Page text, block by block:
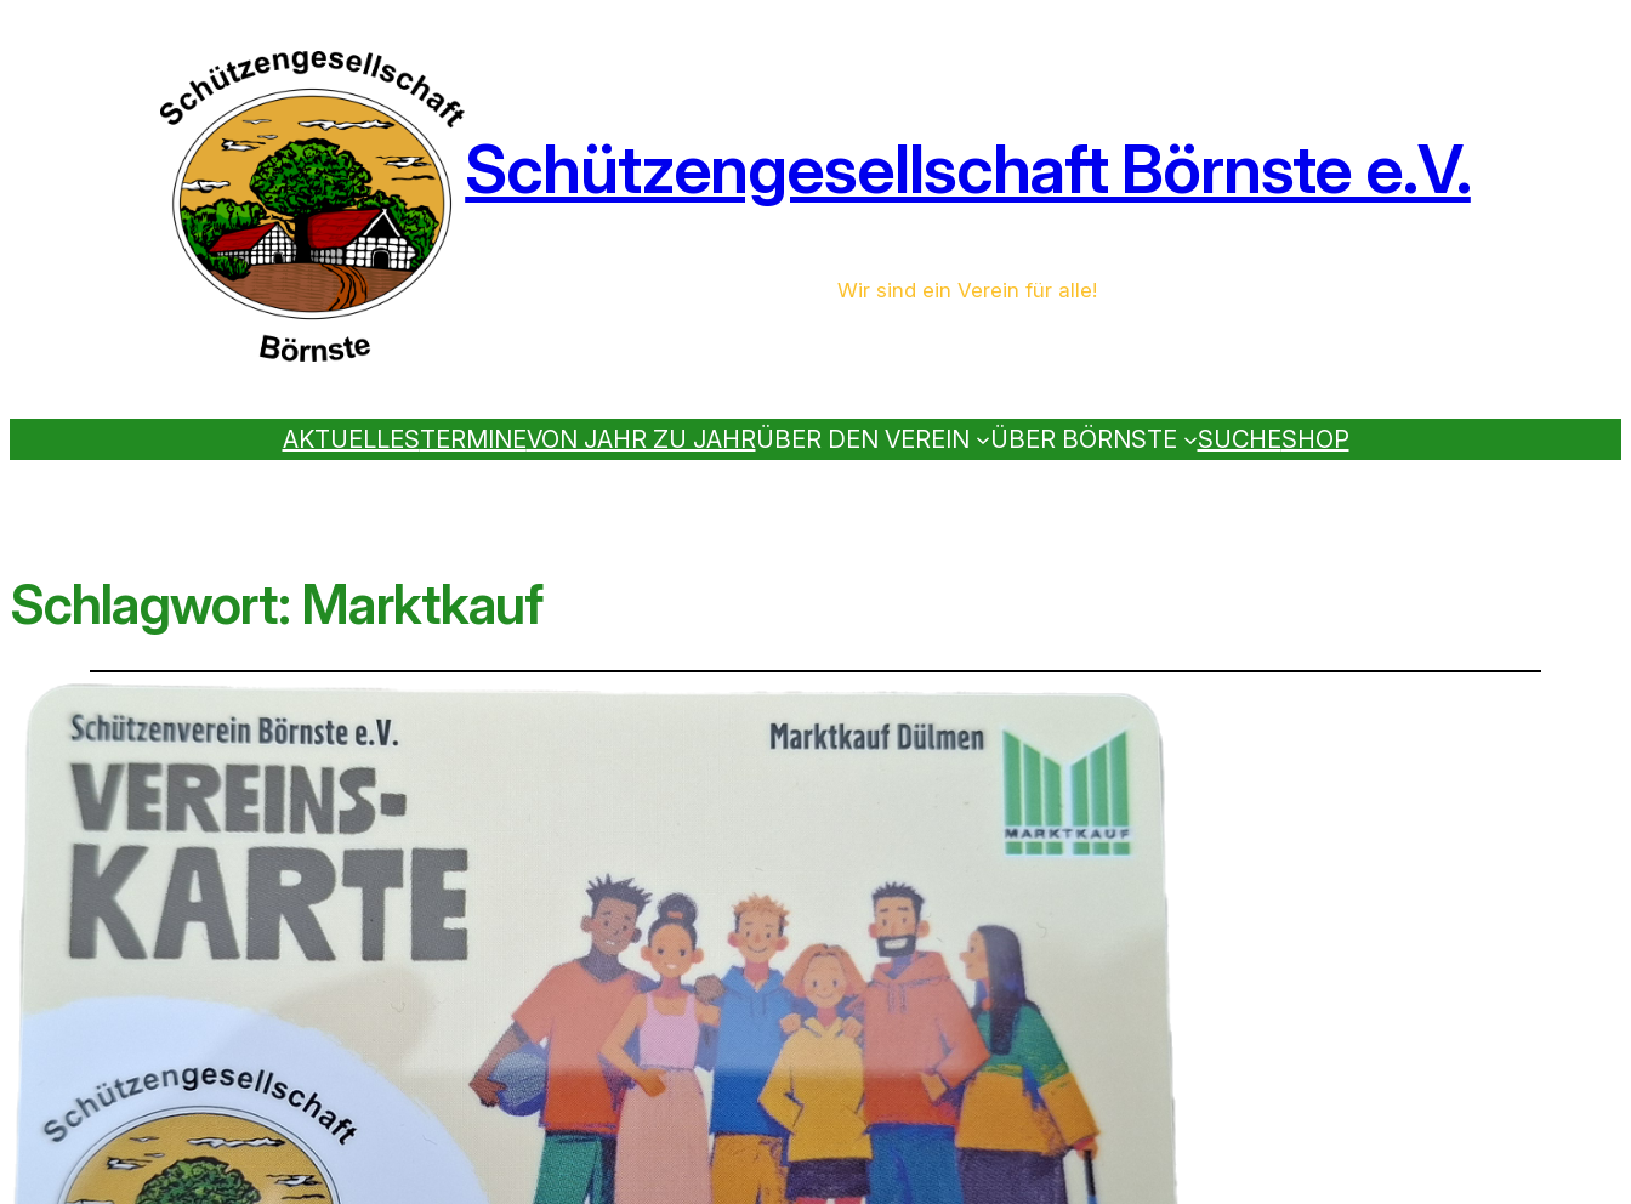
Schützengesellschaft Börnste e.V.
Wir sind ein Verein für alle!
AKTUELLESTERMINEVON JAHR ZU JAHRÜBER DEN VEREIN ÜBER BÖRNSTE SUCHESHOP
Schlagwort: Marktkauf